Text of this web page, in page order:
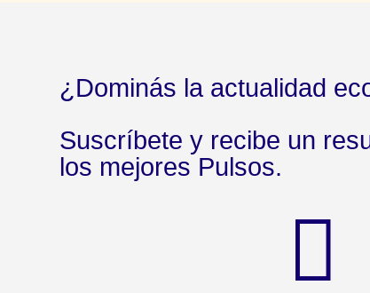
¿Dominás la actualidad
Suscríbete y recibe un
los mejores Pulsos.
